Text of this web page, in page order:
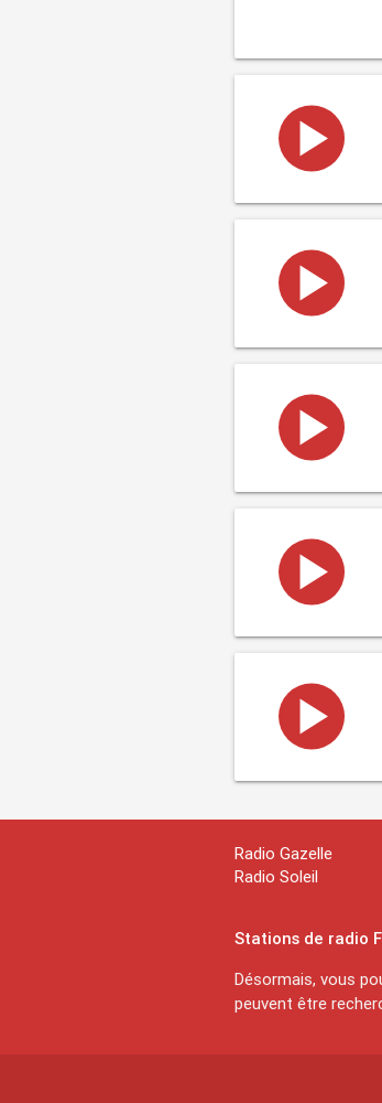
Radio Gazelle
Radio Soleil
Stations de radio
Désormais, vous
peuvent être